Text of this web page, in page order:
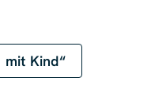
mit Kind“